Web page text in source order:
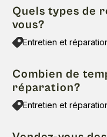
Quels types de
vous?
Entretien et
Combien de
réparation?
Entretien et